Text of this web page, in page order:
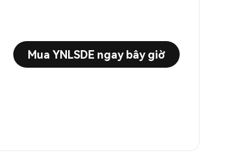
Mua YNLSDE ngay bây giờ